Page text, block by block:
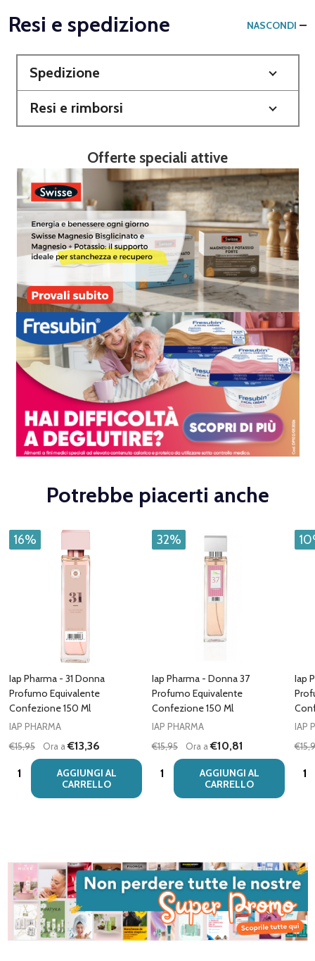
Resi e spedizione NASCONDI
Spedizione
Resi e rimborsi
Offerte speciali attive
Potrebbe piacerti anche
16%
Iap Pharma - 31 Donna
Profumo Equivalente
Confezione 150 Ml
IAP PHARMA
€15,95
Ora a€13,36
Quantità:
AGGIUNGI AL
CARRELLO
32%
Iap Pharma - Donna 37
Profumo Equivalente
Confezione 150 Ml
IAP PHARMA
€15,95
Ora a€10,81
Quantità:
AGGIUNGI AL
CARRELLO
Iap
IAP